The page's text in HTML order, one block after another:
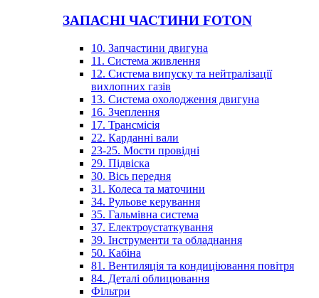
ЗАПАСНІ ЧАСТИНИ FOTON
10. Запчастини двигуна
11. Система живлення
12. Система випуску та нейтралізації
вихлопних газів
13. Система охолодження двигуна
16. Зчеплення
17. Трансмісія
22. Карданні вали
23-25. Мости провідні
29. Підвіска
30. Вісь передня
31. Колеса та маточини
34. Рульове керування
35. Гальмівна система
37. Електроустаткування
39. Інструменти та обладнання
50. Кабіна
81. Вентиляція та кондиціювання повітря
84. Деталі облицювання
Фільтри